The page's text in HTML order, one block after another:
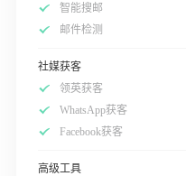
智能搜邮
邮件检测
社媒获客
领英获客
WhatsApp获客
Facebook获客
高级工具